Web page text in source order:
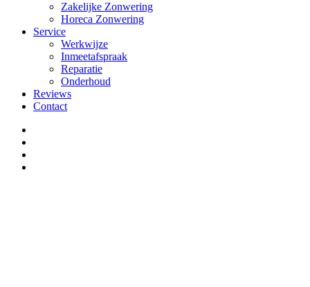
Zakelijke Zonwering
Horeca Zonwering
Service
Werkwijze
Inmeetafspraak
Reparatie
Onderhoud
Reviews
Contact